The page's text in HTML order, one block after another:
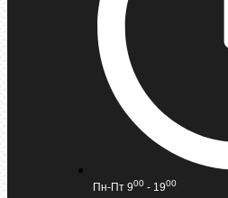
Пн-Пт 900 - 1900